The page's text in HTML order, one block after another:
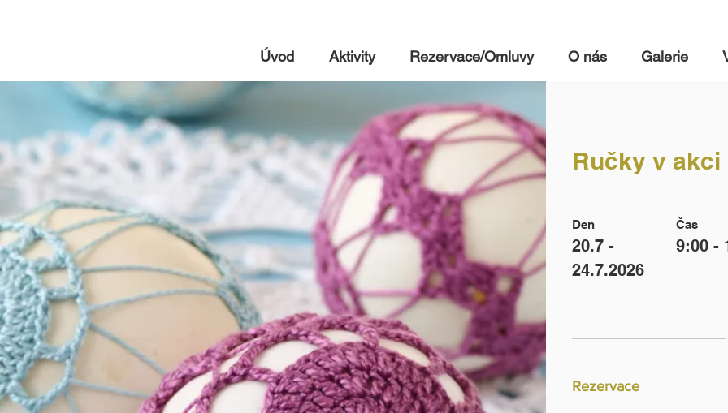
Úvod Aktivity Rezervace/Omluvy O nás Galerie
Ručky v akci
Den
20.7 -
24.7.2026
Čas
9:00 -
Rezervace